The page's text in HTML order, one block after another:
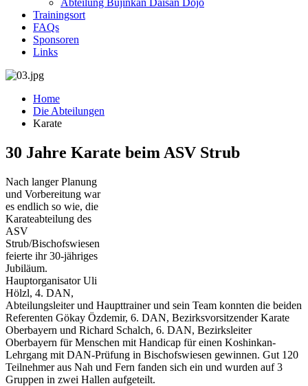
Abteilung Bujinkan Daisan Dōjō
Trainingsort
FAQs
Sponsoren
Links
Home
Die Abteilungen
Karate
30 Jahre Karate beim ASV Strub
Nach langer Planung
und Vorbereitung war
es endlich so wie, die
Karateabteilung des
ASV
Strub/Bischofswiesen
feierte ihr 30-jähriges
Jubiläum.
Hauptorganisator Uli
Hölzl, 4. DAN,
Abteilungsleiter und Haupttrainer und sein Team konnten die beiden
Referenten Gökay Özdemir, 6. DAN, Bezirksvorsitzender Karate
Oberbayern und Richard Schalch, 6. DAN, Bezirksleiter
Oberbayern für Menschen mit Handicap für einen Koshinkan-
Lehrgang mit DAN-Prüfung in Bischofswiesen gewinnen. Gut 120
Teilnehmer aus Nah und Fern fanden sich ein und wurden auf 3
Gruppen in zwei Hallen aufgeteilt.